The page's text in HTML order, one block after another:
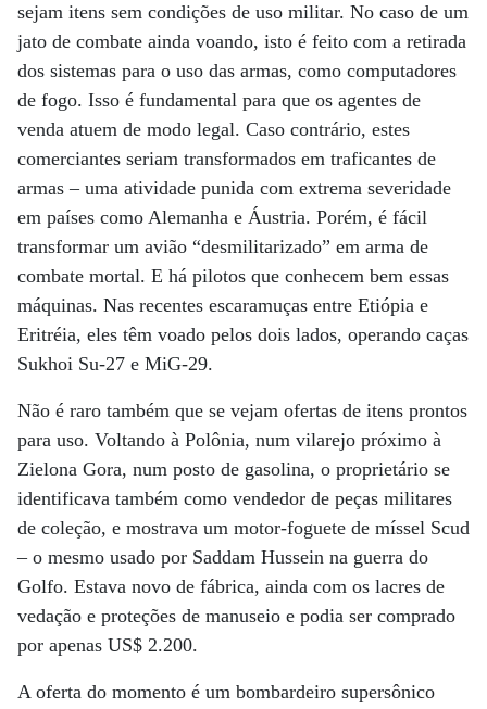
sejam itens sem condições de uso militar. No caso de um
jato de combate ainda voando, isto é feito com a retirada
dos sistemas para o uso das armas, como computadores
de fogo. Isso é fundamental para que os agentes de
venda atuem de modo legal. Caso contrário, estes
comerciantes seriam transformados em traficantes de
armas – uma atividade punida com extrema severidade
em países como Alemanha e Áustria. Porém, é fácil
transformar um avião “desmilitarizado” em arma de
combate mortal. E há pilotos que conhecem bem essas
máquinas. Nas recentes escaramuças entre Etiópia e
Eritréia, eles têm voado pelos dois lados, operando caças
Sukhoi Su-27 e MiG-29.
Não é raro também que se vejam ofertas de itens prontos
para uso. Voltando à Polônia, num vilarejo próximo à
Zielona Gora, num posto de gasolina, o proprietário se
identificava também como vendedor de peças militares
de coleção, e mostrava um motor-foguete de míssel Scud
– o mesmo usado por Saddam Hussein na guerra do
Golfo. Estava novo de fábrica, ainda com os lacres de
vedação e proteções de manuseio e podia ser comprado
por apenas US$ 2.200.
A oferta do momento é um bombardeiro supersônico